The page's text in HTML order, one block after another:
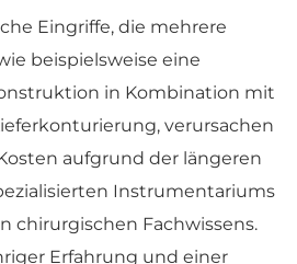
Eingriffe, die mehrere
beispielsweise eine
in Kombination mit
verursachen
aufgrund der längeren
Instrumentariums
chirurgischen Fachwissens.
Erfahrung und einer